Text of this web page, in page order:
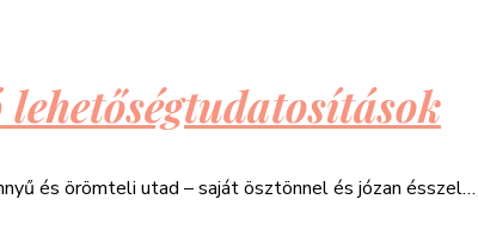
és örömteli utad – saját ösztönnel és józan ésszel…